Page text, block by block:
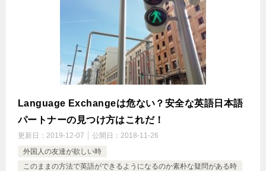
Language Exchangeは危ない？安全な英語日本語
パートナーの見つけ方はこれだ！
更新日： 2019-12-07 公開日： 2018-11-26
外国人の友達が欲しい時
このままの方法で英語ができるようになるのか素朴な疑問がある時